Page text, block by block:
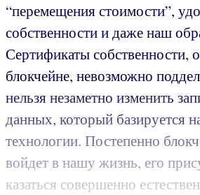
“перемещения стоимости”,
собственности и даже наш
Сертификаты собственности,
блокчейне, невозможно
нельзя незаметно изменить
данных, который базируется
технологии. Постепенно
войдет в нашу жизнь, его
казаться совершенно